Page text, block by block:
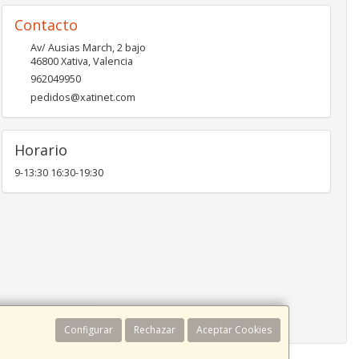
Configurar Rechazar Aceptar Cookies
Contacto
Av/ Ausias March, 2 bajo
46800Xativa,Valencia
962049950
pedidos@xatinet.com
Horario
9-13:30 16:30-19:30